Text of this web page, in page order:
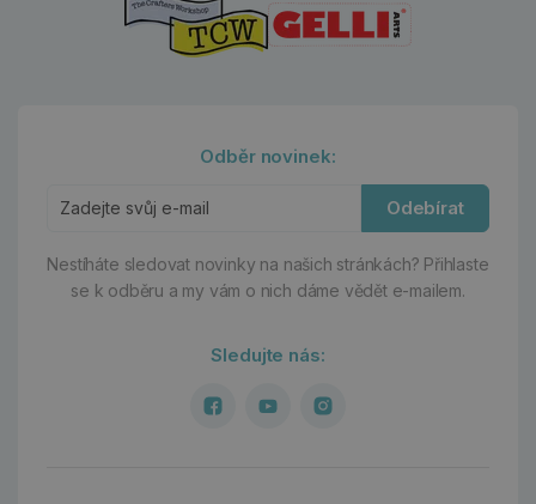
Odběr novinek:
Odebírat
Nestíháte sledovat novinky na našich stránkách? Přihlaste
se k odběru a my vám o nich dáme vědět e-mailem.
Sledujte nás: